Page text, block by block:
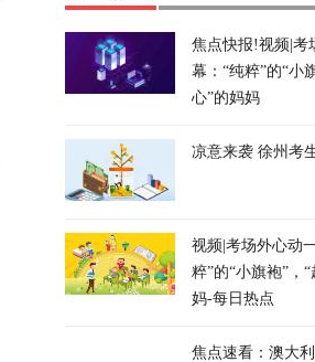
焦点快报!视频|考
幕：“纯粹”的“小
心”的妈妈
凉意来袭 徐州考
视频|考场外心动
粹”的“小旗袍”，
妈-每日热点
焦点速看：澳大